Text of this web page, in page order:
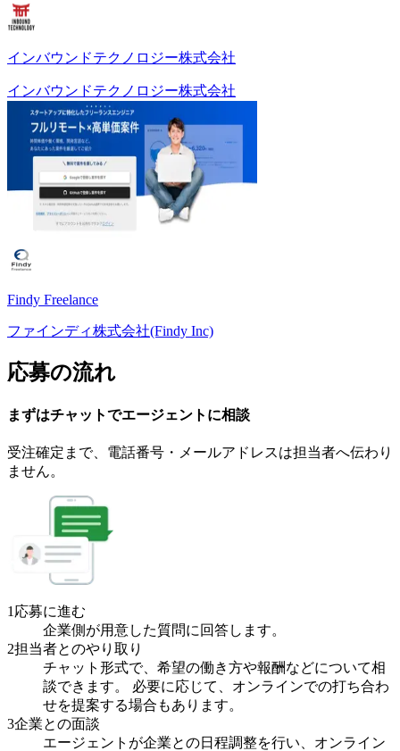
インバウンドテクノロジー株式会社
インバウンドテクノロジー株式会社
Findy Freelance
ファインディ株式会社(Findy Inc)
応募の流れ
まずはチャットでエージェント に相談
受注確定まで、 電話番号・メールアドレスは担当者へ伝わり
ません。
1 応募に進む
企業側が用意した質問に回答します。
2担当者とのやり取り
チャット形式で、希望の働き方や報酬などについて相
談できます。 必要に応じて、オンラインでの打ち合わ
せを提案する場合もあります。
3企業との面談
エージェントが企業との日程調整を行い、オンライン